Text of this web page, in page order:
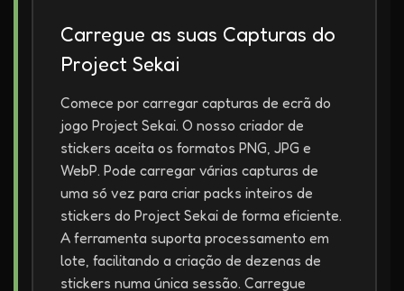
Carregue as suas Capturas do
Project Sekai
Comece por carregar capturas de ecrã do
jogo Project Sekai. O nosso criador de
stickers aceita os formatos PNG, JPG e
WebP. Pode carregar várias capturas de
uma só vez para criar packs inteiros de
stickers do Project Sekai de forma eficiente.
A ferramenta suporta processamento em
lote, facilitando a criação de dezenas de
stickers numa única sessão. Carregue